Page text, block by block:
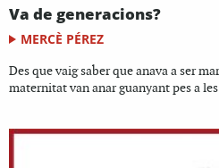
Va de generacions?
MERCÈ PÉREZ
Des que vaig saber que anava a ser
maternitat van anar guanyant pes a